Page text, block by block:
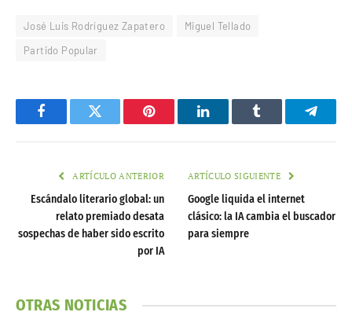
José Luis Rodríguez Zapatero
Miguel Tellado
Partido Popular
FacebookTwitter Pinterest LinkedInTumblr
ARTÍCULO ANTERIOR
Escándalo literario global: un
relato premiado desata
sospechas de haber sido escrito
por IA
ARTÍCULO SIGUIENTE
Google liquida el internet
clásico: la IA cambia el buscador
para siempre
OTRAS NOTICIAS